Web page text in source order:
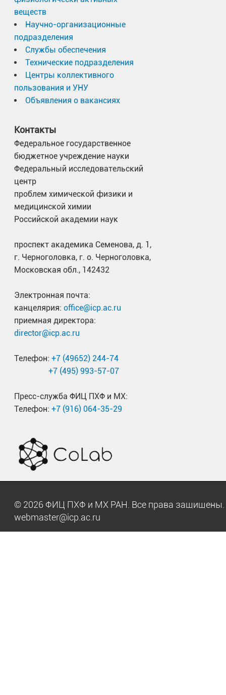
веществ
Научно-организационные
подразделения
Службы обеспечения
Технические подразделения
Центры коллективного
пользования и УНУ
Объявления о вакансиях
Контакты
Федеральное государственное
бюджетное учреждение науки
Федеральный исследовательский
центр
проблем химической физики и
медицинской химии
Российской академии наук
проспект академика Семенова, д. 1,
г. Черноголовка, г. о. Черноголовка,
Московская обл., 142432
Электронная почта:
канцелярия: office@icp.ac.ru
приемная директора:
director@icp.ac.ru
Телефон: +7 (49652) 244-74
+7 (495) 993-57-07
Пресс-служба ФИЦ ПХФ и МХ:
Телефон: +7 (916) 064-35-29
© 2026 ФИЦ ПХФ и МХ РАН. Все права
webmaster@icp.ac.ru